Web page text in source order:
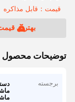
قیمت：قابل مذاکره
بهترین
توضیحات محصول
برجسته
ماشین